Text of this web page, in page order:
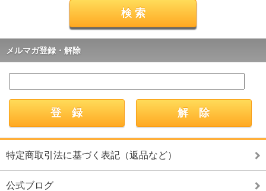
メルマガ登録・解除
特定商取引法に基づく表記（返品など）
公式ブログ